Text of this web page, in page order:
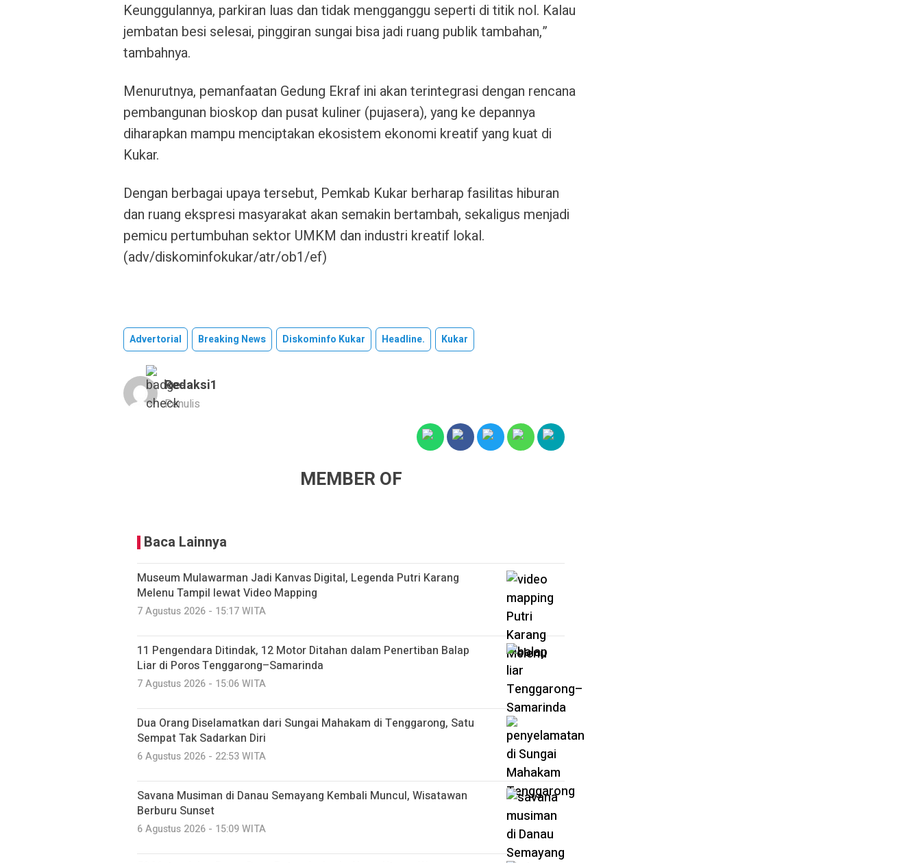
Keunggulannya, parkiran luas dan tidak mengganggu seperti di titik nol. Kalau
jembatan besi selesai, pinggiran sungai bisa jadi ruang publik tambahan,”
tambahnya.
Menurutnya, pemanfaatan Gedung Ekraf ini akan terintegrasi dengan rencana
pembangunan bioskop dan pusat kuliner (pujasera), yang ke depannya
diharapkan mampu menciptakan ekosistem ekonomi kreatif yang kuat di
Kukar.
Dengan berbagai upaya tersebut, Pemkab Kukar berharap fasilitas hiburan
dan ruang ekspresi masyarakat akan semakin bertambah, sekaligus menjadi
pemicu pertumbuhan sektor UMKM dan industri kreatif lokal.
(adv/diskominfokukar/atr/ob1/ef)
Advertorial Breaking News Diskominfo Kukar Headline. Kukar
Redaksi1
Penulis
MEMBER OF
Baca Lainnya
Museum Mulawarman Jadi Kanvas Digital, Legenda Putri Karang
Melenu Tampil lewat Video Mapping
7 Agustus 2026 - 15:17 WITA
11 Pengendara Ditindak, 12 Motor Ditahan dalam Penertiban Balap
Liar di Poros Tenggarong–Samarinda
7 Agustus 2026 - 15:06 WITA
Dua Orang Diselamatkan dari Sungai Mahakam di Tenggarong, Satu
Sempat Tak Sadarkan Diri
6 Agustus 2026 - 22:53 WITA
Savana Musiman di Danau Semayang Kembali Muncul, Wisatawan
Berburu Sunset
6 Agustus 2026 - 15:09 WITA